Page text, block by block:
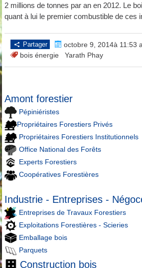
2 millions de tonnes par an en 2012. Le
quant à lui le premier combustible de ces
Partager octobre 9, 2014à 11:53
bois énergie
Yarath Phay
Amont forestier
Pépiniéristes
Propriétaires Forestiers Privés
Propriétaires Forestiers Institutionnels
Office National des Forêts
Experts Forestiers
Coopératives Forestières
Industrie - Entreprises -
Entreprises de Travaux Forestiers
Exploitations Forestières - Scieries
Emballage bois
Parquets
Construction bois